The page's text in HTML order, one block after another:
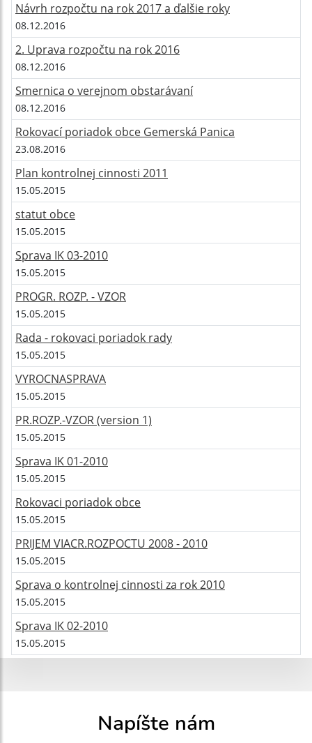
Návrh rozpočtu na rok 2017 a ďalšie roky
08.12.2016
2. Uprava rozpočtu na rok 2016
08.12.2016
Smernica o verejnom obstarávaní
08.12.2016
Rokovací poriadok obce Gemerská Panica
23.08.2016
Plan kontrolnej cinnosti 2011
15.05.2015
statut obce
15.05.2015
Sprava IK 03-2010
15.05.2015
PROGR. ROZP. - VZOR
15.05.2015
Rada - rokovaci poriadok rady
15.05.2015
VYROCNASPRAVA
15.05.2015
PR.ROZP.-VZOR (version 1)
15.05.2015
Sprava IK 01-2010
15.05.2015
Rokovaci poriadok obce
15.05.2015
PRIJEM VIACR.ROZPOCTU 2008 - 2010
15.05.2015
Sprava o kontrolnej cinnosti za rok 2010
15.05.2015
Sprava IK 02-2010
15.05.2015
Napíšte nám